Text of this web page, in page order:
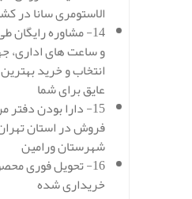
الاستومری سانا در
14- مشاوره رایگان
و ساعت های اداری،
انتخاب و خرید
عایق برای شما
15- دارا بودن دفتر
فروش در استان
شهرستان ورامین
16- تحویل فوری
خریداری شده